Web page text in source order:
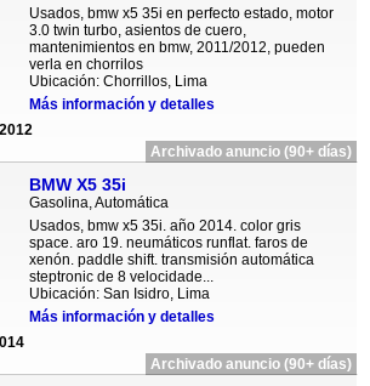
Usados, bmw x5 35i en perfecto estado, motor
3.0 twin turbo, asientos de cuero,
mantenimientos en bmw, 2011/2012, pueden
verla en chorrilos
Ubicación: Chorrillos, Lima
Más información y detalles
Archivado anuncio (90+ días)
BMW X5 35i
Gasolina, Automática
Usados, bmw x5 35i. año 2014. color gris
space. aro 19. neumáticos runflat. faros de
xenón. paddle shift. transmisión automática
steptronic de 8 velocidade...
Ubicación: San Isidro, Lima
Más información y detalles
Archivado anuncio (90+ días)